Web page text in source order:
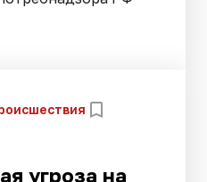
угроза на